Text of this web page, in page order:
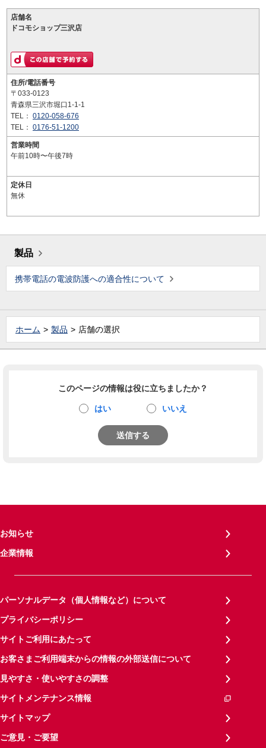
店舗名
ドコモショップ三沢店
住所/電話番号
〒033-0123
青森県三沢市堀口1-1-1
TEL： 0120-058-676
TEL： 0176-51-1200
営業時間
午前10時〜午後7時
定休日
無休
製品
携帯電話の電波防護への適合性について
ホーム 製品 店舗の選択
このページの情報は役に立ちましたか？
はい いいえ
送信する
お知らせ
企業情報
パーソナルデータ（個人情報など）について
プライバシーポリシー
サイトご利用にあたって
お客さまご利用端末からの情報の外部送信について
見やすさ・使いやすさの調整
サイトメンテナンス情報
サイトマップ
ご意見・ご要望